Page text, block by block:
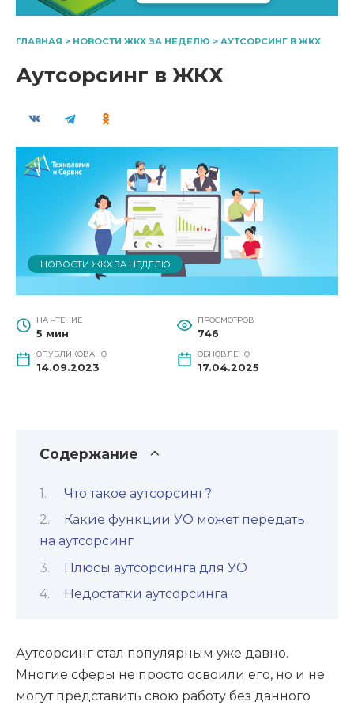
ГЛАВНАЯ > НОВОСТИ ЖКХ ЗА НЕДЕЛЮ > АУТСОРСИНГ В ЖКХ
Аутсорсинг в ЖКХ
НОВОСТИ ЖКХ ЗА НЕДЕЛЮ
НА ЧТЕНИЕ
5 мин
ПРОСМОТРОВ
746
ОПУБЛИКОВАНО
14.09.2023
ОБНОВЛЕНО
17.04.2025
Содержание
Что такое аутсорсинг?
Какие функции УО может передать
на аутсорсинг
Плюсы аутсорсинга для УО
Недостатки аутсорсинга
Аутсорсинг стал популярным уже давно.
Многие сферы не просто освоили его, но и не
могут представить свою работу без данного